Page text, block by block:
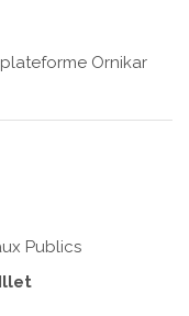
Ornikar
Publics